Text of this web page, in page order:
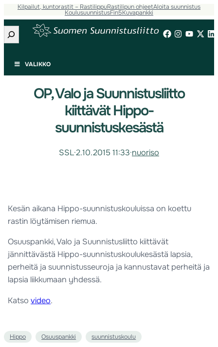
Kilpailut, kuntorastit – RastilippuRastilipun ohjeetAloita suunnistus
KoulusuunnistusFin5Kuvapankki
Etsi
VALIKKO
OP, Valo ja Suunnistusliitto
kiittävät Hippo-
suunnistuskesästä
SSL·2.10.2015 11:33·nuoriso
Kesän aikana Hippo-suunnistuskouluissa on koettu
rastin löytämisen riemua.
Osuuspankki, Valo ja Suunnistusliitto kiittävät
jännittävästä Hippo-suunnistuskoulukesästä lapsia,
perheitä ja suunnistusseuroja ja kannustavat perheitä ja
lapsia liikkumaan yhdessä.
Katsovideo.
Hippo Osuuspankki suunnistuskoulu